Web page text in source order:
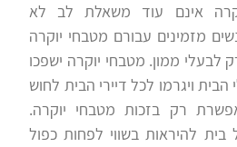
אינם עוד משאלת לב לא
מזמינים עבורם מטבחי יוקרה
לבעלי ממון. מטבחי יוקרה ישפכו
ויגרמו לכל דיירי הבית לחוש
רק בזכות מטבחי יוקרה.
בית להיראות בשווי לפחות כפול